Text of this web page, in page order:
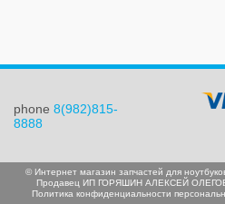
phone 8(982)815-
8888
© Интернет магазин запчастей для
Продавец ИП ГОРЯШИН АЛЕКСЕЙ
Политика конфиденциальности